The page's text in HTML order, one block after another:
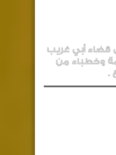
قضاء أبي غريب
وخطباء من
.